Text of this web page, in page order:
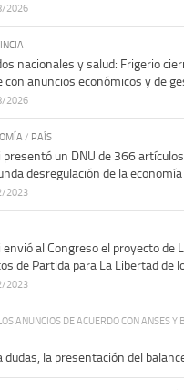
2026
nacionales y salud: Frigerio
con anuncios económicos y de
2026
/ PAÍS
presentó un DNU de 366
desregulación de la economía
2023
envió al Congreso el proyecto de
de Partida para La Libertad de
2023
ANUNCIOS DE ACUERDO CON ANSES Y
la presentación del